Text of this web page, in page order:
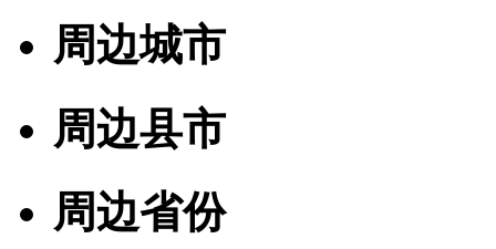
周边城市
周边县市
周边省份